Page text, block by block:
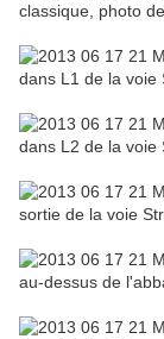
classique, photo
dans L1 de la voie
dans L2 de la voie
sortie de la voie
au-dessus de